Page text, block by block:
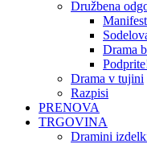
Družbena
Manifest
Drama
Drama v tujini
Razpisi
PRENOVA
TRGOVINA
Dramini